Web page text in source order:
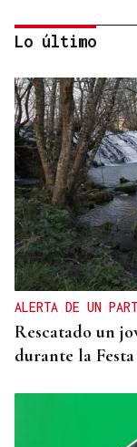
ORÁCULO DAS
Horóscopo del
Lo último
ALERTA DE UN
Rescatado un
durante la